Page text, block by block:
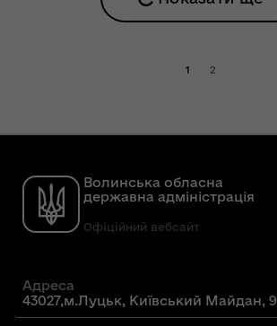
1 2
Волинська обласна
державна адміністрація
Офіційний вебсайт
Адреса
43027,м.Луцьк, Київський Майдан, 9